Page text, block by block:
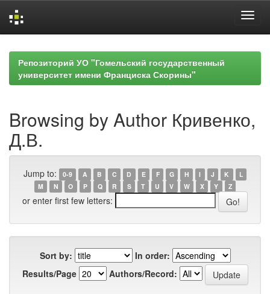
navigationРепозиторий УО "Гомельский государственный
университет имени Франциска Скорины"
Browsing by Author Кривенко,
Д.В.
Jump to: 0-9 A B C D E F G H I J K
L
M
N O P Q R S T U V W X Y Z
or enter first few letters:
Sort by:
In order:
Results/Page
Authors/Record: